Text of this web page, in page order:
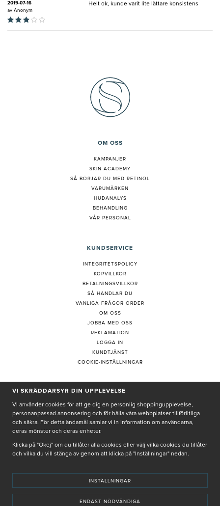
2019-07-16
av Anonym
Helt ok, kunde varit lite lättare konsistens
OM OSS
KAMPANJER
SKIN ACADEMY
SÅ BÖRJAR DU MED RETINOL
VARUMÄRKEN
HUDANALYS
BEHANDLING
VÅR PERSONAL
KUNDSERVICE
INTEGRITETSPOLICY
KÖPVILLKOR
BETALNINGSVILLKOR
SÅ HANDLAR DU
VANLIGA FRÅGOR ORDER
OM OSS
JOBBA MED OSS
REKLAMATION
LOGGA IN
KUNDTJÄNST
COOKIE-INSTÄLLNINGAR
PRENUMERERA PÅ NYHETSBREV
Genom att ge min e-post, accepterar jag Seth och Sallyintegritetspolicy
De uppgifter du matar in kommer endast användas till våra nyhetsbrev.
VI SKRÄDDARSYR DIN UPPLEVELSE
Vi använder cookies för att ge dig en personlig shoppingupplevelse,
personanpassad annonsering och för hålla våra webbplatser tillförlitliga
och säkra. För detta ändamål samlar vi in information om användarna,
deras mönster och deras enheter.
Klicka på "Okej" om du tillåter alla cookies eller välj vilka cookies du tillåter
och vilka du vill stänga av genom att klicka på "Inställningar" nedan.
INSTÄLLNINGAR
ENDAST NÖDVÄNDIGA